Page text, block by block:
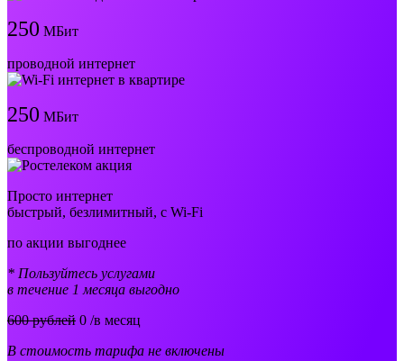
250 МБит
проводной интернет
250 МБит
беспроводной интернет
Просто интернет
быстрый, безлимитный, с Wi-Fi
по акции выгоднее
* Пользуйтесь услугами
в течение 1 месяца выгодно
600 рублей 0 /в месяц
В стоимость тарифа не включены